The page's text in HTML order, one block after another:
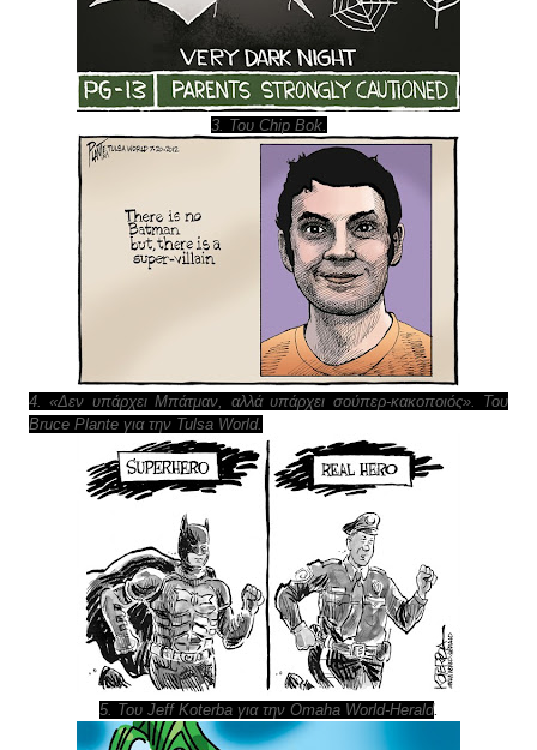
3. Του Chip Bok.
4. «Δεν υπάρχει Μπάτμαν, αλλά υπάρχει σούπερ-κακοποιός». Του
Bruce Plante για την Tulsa World.
5. Του Jeff Koterba για την Omaha World-Herald.